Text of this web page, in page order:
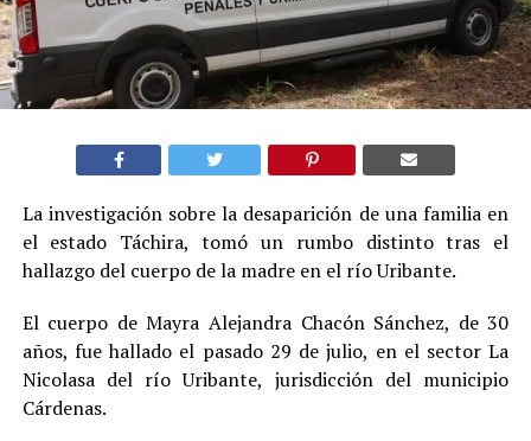
La investigación sobre la desaparición de una familia en
el estado Táchira, tomó un rumbo distinto tras el
hallazgo del cuerpo de la madre en el río Uribante.
El cuerpo de Mayra Alejandra Chacón Sánchez, de 30
años, fue hallado el pasado 29 de julio, en el sector La
Nicolasa del río Uribante, jurisdicción del municipio
Cárdenas.